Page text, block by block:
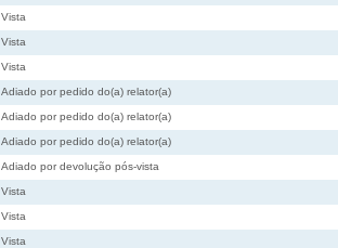
Vista
Vista
Vista
Adiado por pedido do(a) relator(a)
Adiado por pedido do(a) relator(a)
Adiado por pedido do(a) relator(a)
Adiado por devolução pós-vista
Vista
Vista
Vista